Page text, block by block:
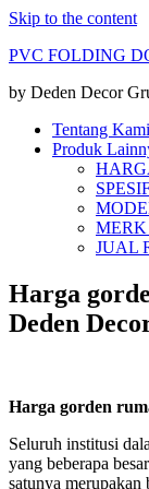
Skip to the content
PVC FOLDING
by Deden Decor
Tentang Kami
Produk
JUAL
Harga
Deden
Harga gorden
Seluruh institusi
yang beberapa
satunya merupakan